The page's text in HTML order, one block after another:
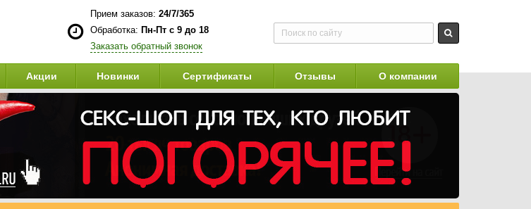
Прием заказов: 24/7/365
Обработка: Пн-Пт с 9 до 18
Заказать обратный звонок
Акции Новинки Сертификаты Отзывы О компании